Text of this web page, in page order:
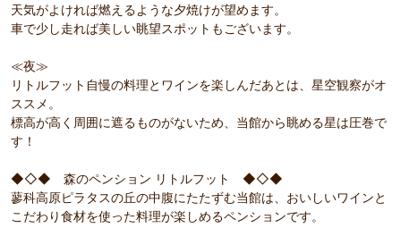
天気がよければ燃えるような夕焼けが望めます。
車で少し走れば美しい眺望スポットもございます。
≪夜≫
リトルフット自慢の料理とワインを楽しんだあとは、星空観察がオ
ススメ。
標高が高く周囲に遮るものがないため、当館から眺める星は圧巻で
す！
◆◇◆ 森のペンション リトルフット ◆◇◆
蓼科高原ピラタスの丘の中腹にたたずむ当館は、おいしいワインと
こだわり食材を使った料理が楽しめるペンションです。